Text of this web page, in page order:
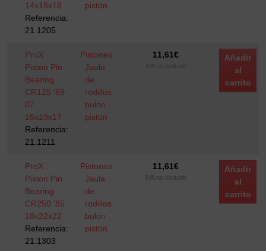
14x18x18
Referencia:
21.1205
pistón
ProX
Piston Pin
Bearing
CR125 '89-
07
15x19x17
Referencia:
21.1211
Pistones
Jaula
de
rodillos
bulón
pistón
11,61€
IVA no incluido
Añadir
al
carrito
ProX
Piston Pin
Bearing
CR250 '85
18x22x22
Referencia:
21.1303
Pistones
Jaula
de
rodillos
bulón
pistón
11,61€
IVA no incluido
Añadir
al
carrito